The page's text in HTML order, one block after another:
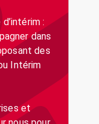
:
dans
des
Intérim
et